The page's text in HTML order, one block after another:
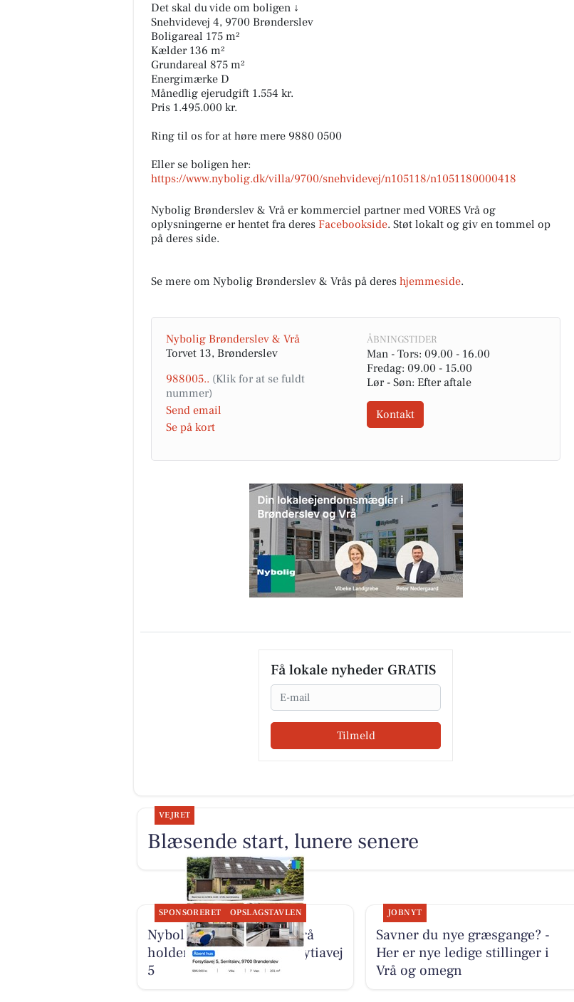
Det skal du vide om boligen ↓
Snehvidevej 4, 9700 Brønderslev
Boligareal 175 m²
Kælder 136 m²
Grundareal 875 m²
Energimærke D
Månedlig ejerudgift 1.554 kr.
Pris 1.495.000 kr.
Ring til os for at høre mere 9880 0500
Eller se boligen her:
https://www.nybolig.dk/villa/9700/snehvidevej/n105118/n1051180000418
Nybolig Brønderslev & Vrå er kommerciel partner med VORES Vrå og
oplysningerne er hentet fra deres Facebookside. Støt lokalt og giv en tommel op
på deres side.
Se mere om Nybolig Brønderslev & Vrås på deres hjemmeside.
Nybolig Brønderslev & Vrå
Torvet 13, Brønderslev
988005..
Send email
Se på kort
ÅBNINGSTIDER
Man - Tors: 09.00 - 16.00
Fredag: 09.00 - 15.00
Lør - Søn: Efter aftale
Kontakt
Få lokale nyheder GRATIS
Email
Tilmeld
VEJRET
Blæsende start, lunere senere
SPONSORERET OPSLAGSTAVLEN
Nybolig Brønderslev & Vrå
holder åbent hus på Forsytiavej
5
JOBNYT
Savner du nye græsgange? -
Her er nye ledige stillinger i
Vrå og omegn